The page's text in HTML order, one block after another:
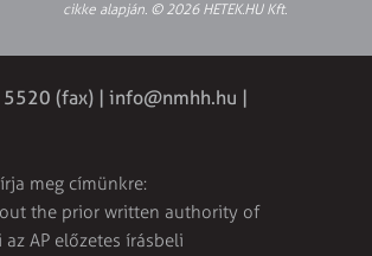
cikke alapján. © 2026 HETEK.HU Kft.
(fax) | info@nmhh.hu |
meg címünkre:
the prior written authority of
AP előzetes írásbeli